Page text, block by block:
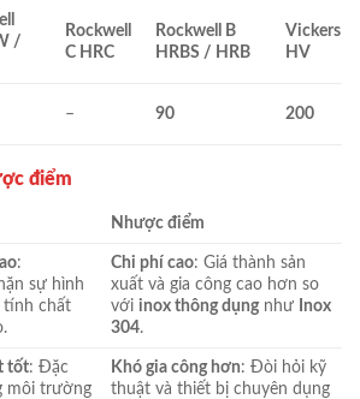
/
Rockwell
C HRC
Rockwell B
HRBS / HRB
Vickers
HV
– 90 200
điểm
Nhược điểm
:
sự hình
tính chất
Chi phí cao: Giá thành sản
xuất và gia công cao hơn so
vớiinox thông dụngnhư Inox
304.
tốt: Đặc
môi trường
Khó gia công hơn: Đòi hỏi kỹ
thuật và thiết bị chuyên dụng